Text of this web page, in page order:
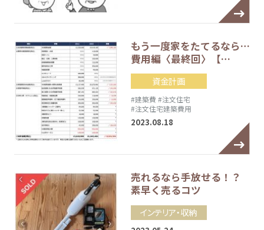
もう一度家をたてるなら…
費用編〈最終回〉【…
資金計画
#建築費 #注文住宅
#注文住宅建築費用
2023.08.18
売れるなら手放せる！？
素早く売るコツ
インテリア・収納